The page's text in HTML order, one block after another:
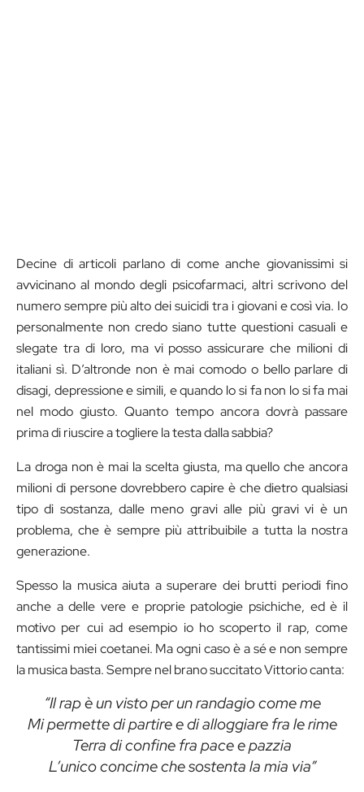
Decine di articoli parlano di come anche giovanissimi si
avvicinano al mondo degli psicofarmaci, altri scrivono del
numero sempre più alto dei suicidi tra i giovani e così via. Io
personalmente non credo siano tutte questioni casuali e
slegate tra di loro, ma vi posso assicurare che milioni di
italiani sì. D’altronde non è mai comodo o bello parlare di
disagi, depressione e simili, e quando lo si fa non lo si fa mai
nel modo giusto. Quanto tempo ancora dovrà passare
prima di riuscire a togliere la testa dalla sabbia?
La droga non è mai la scelta giusta, ma quello che ancora
milioni di persone dovrebbero capire è che dietro qualsiasi
tipo di sostanza, dalle meno gravi alle più gravi vi è un
problema, che è sempre più attribuibile a tutta la nostra
generazione.
Spesso la musica aiuta a superare dei brutti periodi fino
anche a delle vere e proprie patologie psichiche, ed è il
motivo per cui ad esempio io ho scoperto il rap, come
tantissimi miei coetanei. Ma ogni caso è a sé e non sempre
la musica basta. Sempre nel brano succitato Vittorio canta:
“Il rap è un visto per un randagio come me
Mi permette di partire e di alloggiare fra le rime
Terra di confine fra pace e pazzia
L’unico concime che sostenta la mia via”